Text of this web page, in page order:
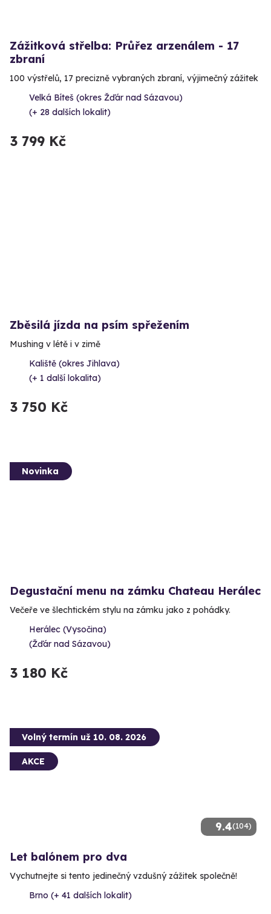
Zážitková střelba: Průřez arzenálem - 17
zbraní
100 výstřelů, 17 precizně vybraných zbraní, výjimečný zážitek
Velká Bíteš (okres Žďár nad Sázavou)
(+ 28 dalších lokalit)
3 799 Kč
Zběsilá jízda na psím spřežením
Mushing v létě i v zimě
Kaliště (okres Jihlava)
(+ 1 další lokalita)
3 750 Kč
Novinka
Degustační menu na zámku Chateau Herálec
Večeře ve šlechtickém stylu na zámku jako z pohádky.
Herálec (Vysočina)
(Žďár nad Sázavou)
3 180 Kč
9.4(104)
Volný termín už 10. 08. 2026
AKCE
Let balónem pro dva
Vychutnejte si tento jedinečný vzdušný zážitek společně!
Brno (+ 41 dalších lokalit)